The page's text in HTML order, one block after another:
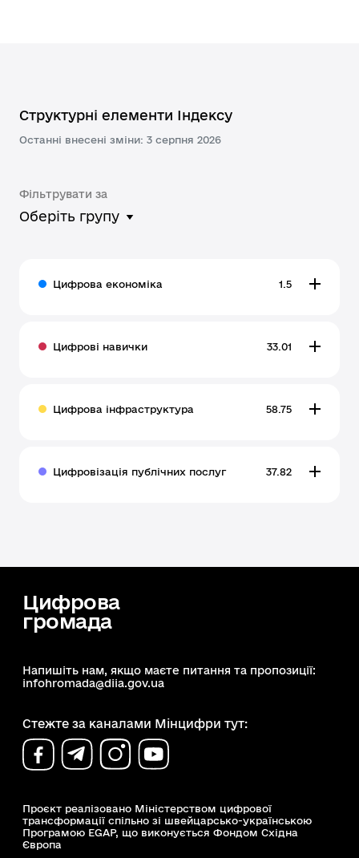
Структурні елементи Індексу
Останні внесені зміни: 3 серпня 2026
Фільтрувати за
Оберіть групу
Цифрова економіка 1.5
Цифрові навички 33.01
Цифрова інфраструктура 58.75
Цифровізація публічних послуг 37.82
Цифрова
громада
Напишіть нам, якщо маєте питання та пропозиції:
infohromada@diia.gov.ua
Стежте за каналами Мінцифри тут:
Проєкт реалізовано Міністерством цифрової
трансформації спільно зі швейцарсько-українською
Програмою EGAP, що виконується Фондом Східна
Європа